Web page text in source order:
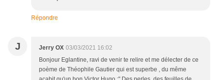
Répondre
J Jerry OX 03/03/2021 16:02
Bonjour Eglantine, ravi de venir te relire et me délecter de ce
poème de Théophile Gautier qui est superbe , du même